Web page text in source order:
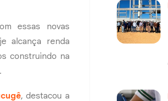
essas novas
alcança renda
construindo na
, destacou a